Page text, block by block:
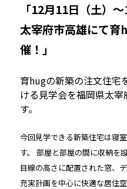
「12月11日（土）
太宰府市高雄にて
催！」
育hugの新築の注文住宅
ける見学会を福岡県太
す。
今回見学できる新築住宅は寝
す。 部屋と部屋の間に収納を
目線の高さに配置された窓、
充実計画を中心に快適な居住